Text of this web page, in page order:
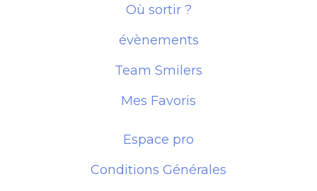
Où sortir ?
évènements
Team Smilers
Mes Favoris
Espace pro
Conditions Générales